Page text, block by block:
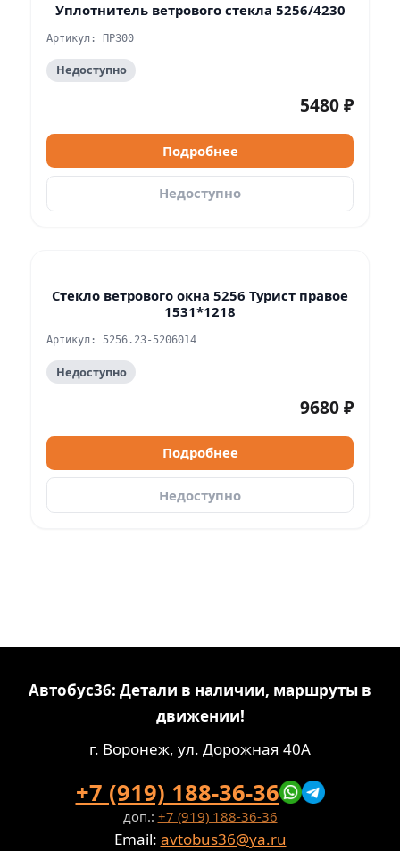
Уплотнитель ветрового стекла 5256/4230
Артикул: ПР300
Недоступно
5480 ₽
Подробнее
Недоступно
Стекло ветрового окна 5256 Турист правое
1531*1218
Артикул: 5256.23-5206014
Недоступно
9680 ₽
Подробнее
Недоступно
Автобус36: Детали в наличии, маршруты в
движении!
г. Воронеж, ул. Дорожная 40А
+7 (919) 188-36-36
доп.: +7 (919) 188-36-36
Email: avtobus36@ya.ru